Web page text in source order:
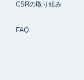
CSRの取り組み
FAQ